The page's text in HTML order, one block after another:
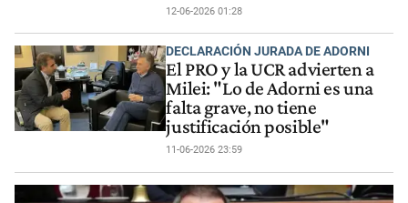
12-06-2026 01:28
DECLARACIÓN JURADA DE ADORNI
El PRO y la UCR advierten a
Milei: "Lo de Adorni es una
falta grave, no tiene
justificación posible"
11-06-2026 23:59